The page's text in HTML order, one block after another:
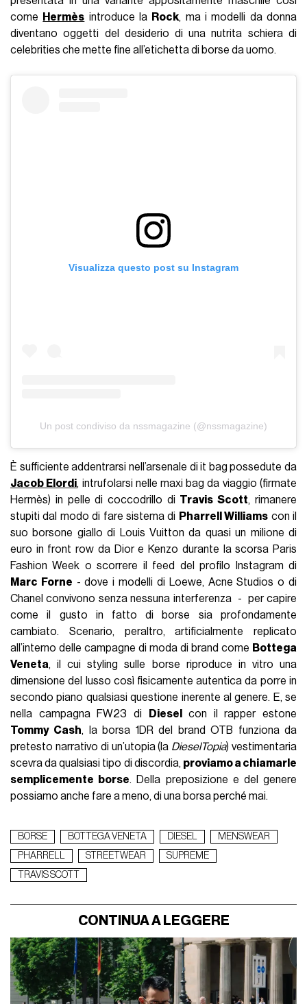
come
Hermès introduce la Rock, ma i modelli da donna
diventano oggetti del desiderio di una nutrita schiera di
celebrities che mette fine all’etichetta di borse da uomo.
Visualizza questo post su Instagram
Un post condiviso da nssmagazine (@nssmagazine)
È sufficiente addentrarsi nell’arsenale di it bag possedute da
Jacob Elordi, intrufolarsi nelle maxi bag da viaggio (firmate
Hermès) in pelle di coccodrillo di Travis Scott, rimanere
stupiti dal modo di fare sistema di Pharrell Williams con il
suo borsone giallo di Louis Vuitton da quasi un milione di
euro in front row da Dior e Kenzo durante la scorsa Paris
Fashion Week o scorrere il feed del profilo Instagram di
Marc Forne - dove i modelli di Loewe, Acne Studios o di
Chanel convivono senza nessuna interferenza - per capire
come il gusto in fatto di borse sia profondamente
cambiato. Scenario, peraltro, artificialmente replicato
all’interno delle campagne di moda di brand come Bottega
Veneta, il cui styling sulle borse riproduce in vitro una
dimensione del lusso così fisicamente autentica da porre in
secondo piano qualsiasi questione inerente al genere. E, se
nella campagna FW23 di
Diesel
con il rapper estone
Tommy Cash, la borsa 1DR del brand OTB funziona da
pretesto narrativo di un’utopia (la DieselTopia) vestimentaria
scevra da qualsiasi tipo di discordia, proviamo a chiamarle
semplicemente borse. Della preposizione e del genere
possiamo anche fare a meno, di una borsa perché mai.
BORSE BOTTEGA VENETA DIESEL
MENSWEAR
PHARRELL
STREETWEAR
SUPREME
TRAVIS SCOTT
CONTINUA A LEGGERE